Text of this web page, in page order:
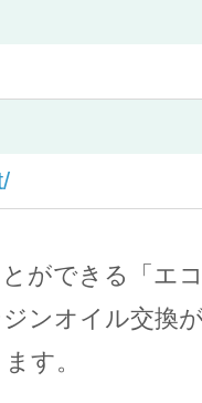
ができる「エ
ンオイル交換
す。